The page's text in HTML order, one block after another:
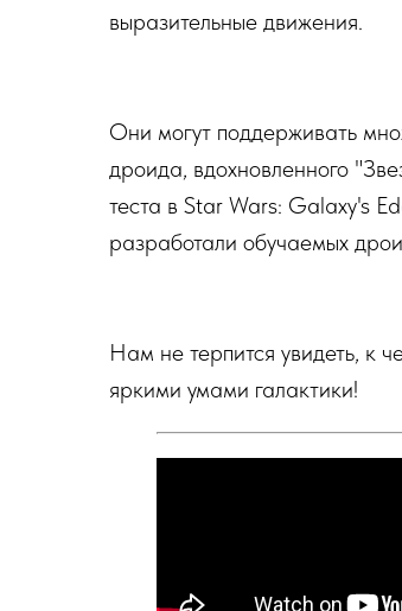
выразительные движения.
Они могут поддерживать
дроида, вдохновленного
теста в Star Wars: Galaxy's
разработали обучаемых
Нам не терпится увидеть, к
яркими умами галактики!